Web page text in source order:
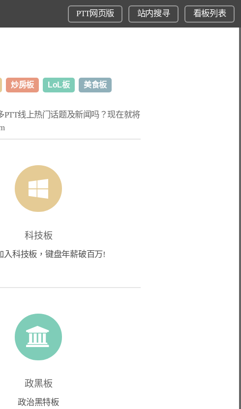
PTT网页版 站内搜寻 看板列表
炒房板 LoL板 美食板
PTT线上热门话题及新闻吗？现在就将
科技板
入科技板，键盘年薪破百万!
政黑板
政治黑特板